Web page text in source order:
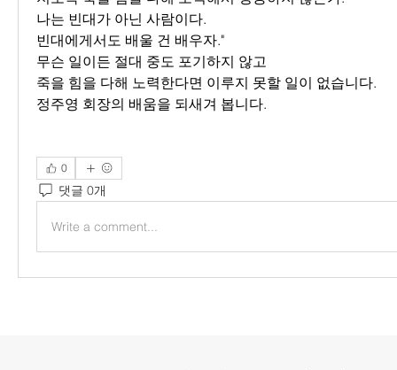
나는 빈대가 아닌 사람이다.
빈대에게서도 배울 건 배우자."
무슨 일이든 절대 중도 포기하지 않고
죽을 힘을 다해 노력한다면 이루지 못할 일이 없습니다.
정주영 회장의 배움을 되새겨 봅니다.
0
댓글 0개
Write a comment...